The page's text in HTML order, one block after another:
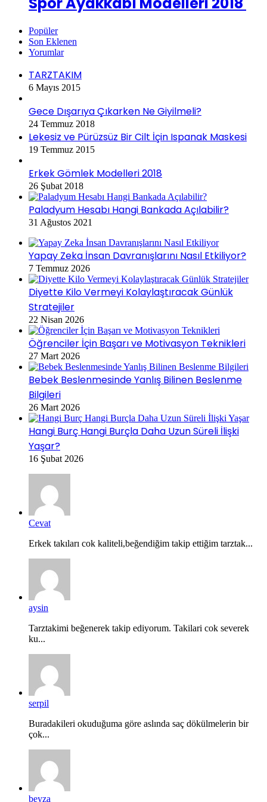
Popüler
Son Eklenen
Yorumlar
TARZTAKIM
6 Mayıs 2015
Gece Dışarıya Çıkarken Ne Giyilmeli?
24 Temmuz 2018
Lekesiz ve Pürüzsüz Bir Cilt İçin Ispanak Maskesi
19 Temmuz 2015
Erkek Gömlek Modelleri 2018
26 Şubat 2018
Paladyum Hesabı Hangi Bankada Açılabilir?
31 Ağustos 2021
Yapay Zeka İnsan Davranışlarını Nasıl Etkiliyor?
7 Temmuz 2026
Diyette Kilo Vermeyi Kolaylaştıracak Günlük
Stratejiler
22 Nisan 2026
Öğrenciler İçin Başarı ve Motivasyon Teknikleri
27 Mart 2026
Bebek Beslenmesinde Yanlış Bilinen Beslenme
Bilgileri
26 Mart 2026
Hangi Burç Hangi Burçla Daha Uzun Süreli İlişki
Yaşar?
16 Şubat 2026
Cevat
Erkek takıları cok kaliteli,beğendiğim takip ettiğim tarztak...
aysin
Tarztakimi beğenerek takip ediyorum. Takilari cok severek
ku...
serpil
Buradakileri okuduğuma göre aslında saç dökülmelerin bir
çok...
beyza